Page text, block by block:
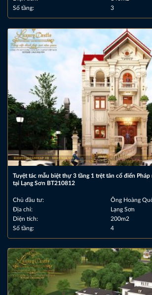
Số tầng:
3
Tuyệt tác mẫu biệt thự 3 tầng 1 trệt tân cổ điển Pháp
tại Lạng Sơn BT210812
Chủ đầu tư:
Ông Hoàng
Địa chỉ:
Lạng Sơn
Diện tích:
200m2
Số tầng:
4